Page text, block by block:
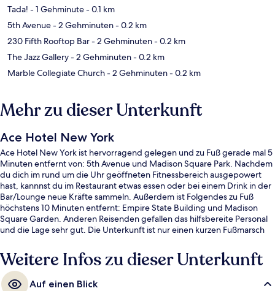
Tada! - 1 Gehminute- 0.1 km
5th Avenue- 2 Gehminuten- 0.2 km
230 Fifth Rooftop Bar- 2 Gehminuten- 0.2 km
The Jazz Gallery- 2 Gehminuten- 0.2 km
Marble Collegiate Church- 2 Gehminuten- 0.2 km
Mehr zu dieser Unterkunft
Ace Hotel New York
Ace Hotel New York ist hervorragend gelegen und zu Fuß gerade mal 5
Minuten entfernt von: 5th Avenue und Madison Square Park. Nachdem
du dich im rund um die Uhr geöffneten Fitnessbereich ausgepowert
hast, kannnst du im Restaurant etwas essen oder bei einem Drink in der
Bar/Lounge neue Kräfte sammeln. Außerdem ist Folgendes zu Fuß
höchstens 10 Minuten entfernt: Empire State Building und Madison
Square Garden. Anderen Reisenden gefallen das hilfsbereite Personal
und die Lage sehr gut. Die Unterkunft ist nur einen kurzen Fußmarsch
wenige Schritte (U-Bahn-Station 28th St. (Broadway)) bzw. 6 Minuten
(U-Bahn-Station 34th St. - Herald Square).
Weitere Infos zu dieser Unterkunft
Auf einen Blick